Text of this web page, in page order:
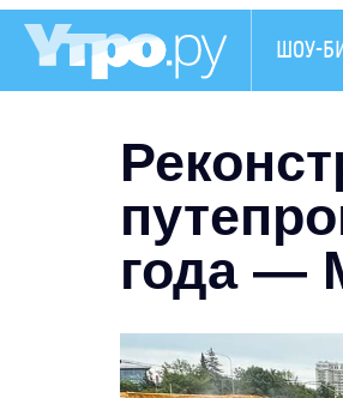
ШОУ-
года —